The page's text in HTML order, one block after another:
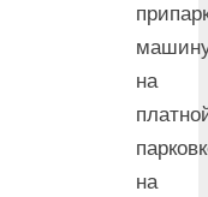
на
на